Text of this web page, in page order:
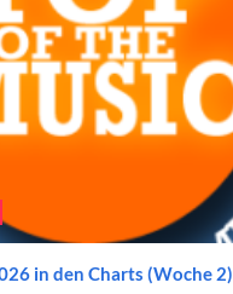
in den Charts (Woche 2)